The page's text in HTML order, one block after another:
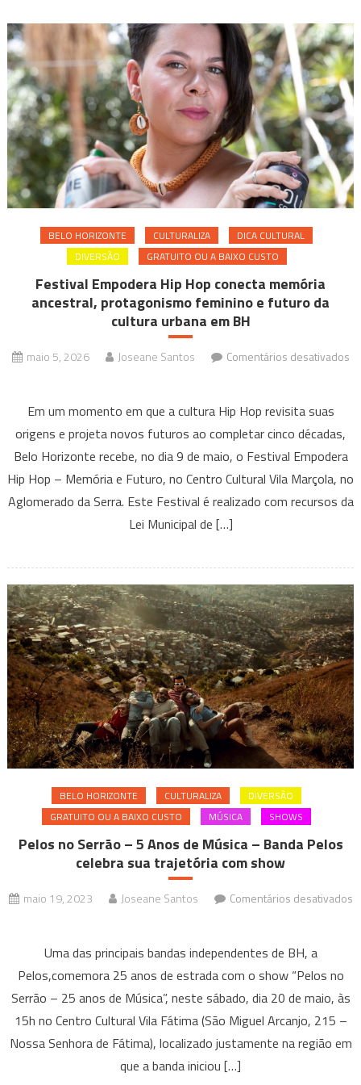
BELO HORIZONTE CULTURALIZA
DICA CULTURAL
DIVERSÃO
GRATUITO OU A BAIXO CUSTO
Festival Empodera Hip Hop conecta memória
ancestral, protagonismo feminino e futuro da
cultura urbana em BH
maio 5, 2026 Joseane Santos
Comentários desativados
Empodera
Hip
Hop
conecta
memória
ancestral,
futuro
da
cultura
urbana
em
BH
Em um momento em que a cultura Hip Hop revisita suas
origens e projeta novos futuros ao completar cinco décadas,
Belo Horizonte recebe, no dia 9 de maio, o Festival Empodera
Hip Hop – Memória e Futuro, no Centro Cultural Vila Marçola, no
Aglomerado da Serra. Este Festival é realizado com recursos da
Lei Municipal de […]
BELO HORIZONTE CULTURALIZA
DIVERSÃO
GRATUITO OU A BAIXO CUSTO
MÚSICA SHOWS
Pelos no Serrão – 5 Anos de Música – Banda Pelos
celebra sua trajetória com show
maio 19, 2023 Joseane Santos
Comentários desativados
no
Serrão
–
5
Anos
de
Uma das principais bandas independentes de BH, a
Pelos,comemora 25 anos de estrada com o show “Pelos no
Serrão – 25 anos de Música”, neste sábado, dia 20 de maio, às
15h no Centro Cultural Vila Fátima (São Miguel Arcanjo, 215 –
Nossa Senhora de Fátima), localizado justamente na região em
que a banda iniciou […]